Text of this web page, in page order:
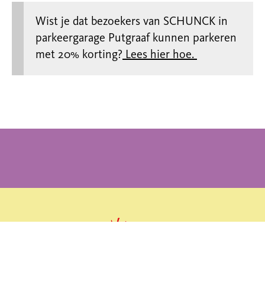
Wist je dat bezoekers van SCHUNCK in
parkeergarage Putgraaf kunnen parkeren
met 20% korting? Lees hier hoe.